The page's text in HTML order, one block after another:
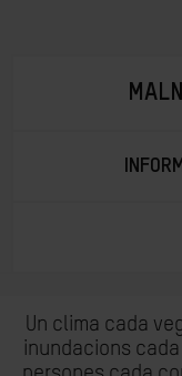
Un clima cada
inundacions